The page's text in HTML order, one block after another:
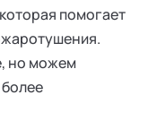
помогает
но можем